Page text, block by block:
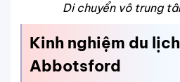
Di chuyển vô trung
Kinh nghiệm du
Abbotsford